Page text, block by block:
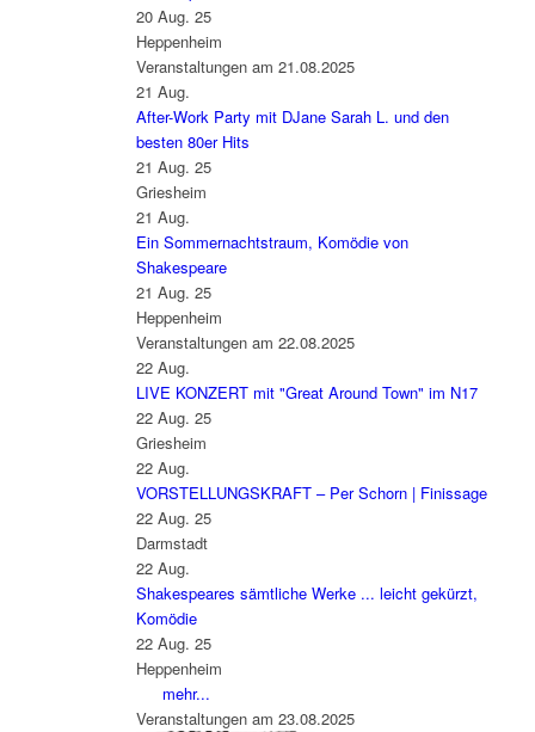
20 Aug. 25
Heppenheim
Veranstaltungen am 21.08.2025
21 Aug.
After-Work Party mit DJane Sarah L. und den
besten 80er Hits
21 Aug. 25
Griesheim
21 Aug.
Ein Sommernachtstraum, Komödie von
Shakespeare
21 Aug. 25
Heppenheim
Veranstaltungen am 22.08.2025
22 Aug.
LIVE KONZERT mit "Great Around Town" im N17
22 Aug. 25
Griesheim
22 Aug.
VORSTELLUNGSKRAFT – Per Schorn | Finissage
22 Aug. 25
Darmstadt
22 Aug.
Shakespeares sämtliche Werke ... leicht gekürzt,
Komödie
22 Aug. 25
Heppenheim
mehr...
Veranstaltungen am 23.08.2025